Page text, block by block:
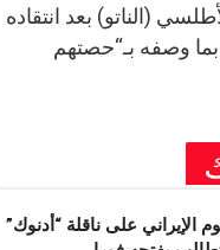
(الناتو) بعد انتقاده
بما وصفه بـ“حصتهم
الإيراني على ناقلة “أدنوك”